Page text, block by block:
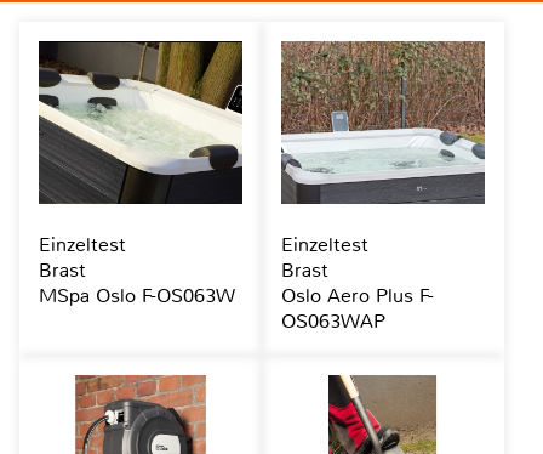
Einzeltest
Brast
MSpa Oslo F-OS063W
Einzeltest
Brast
Oslo Aero Plus F-
OS063WAP